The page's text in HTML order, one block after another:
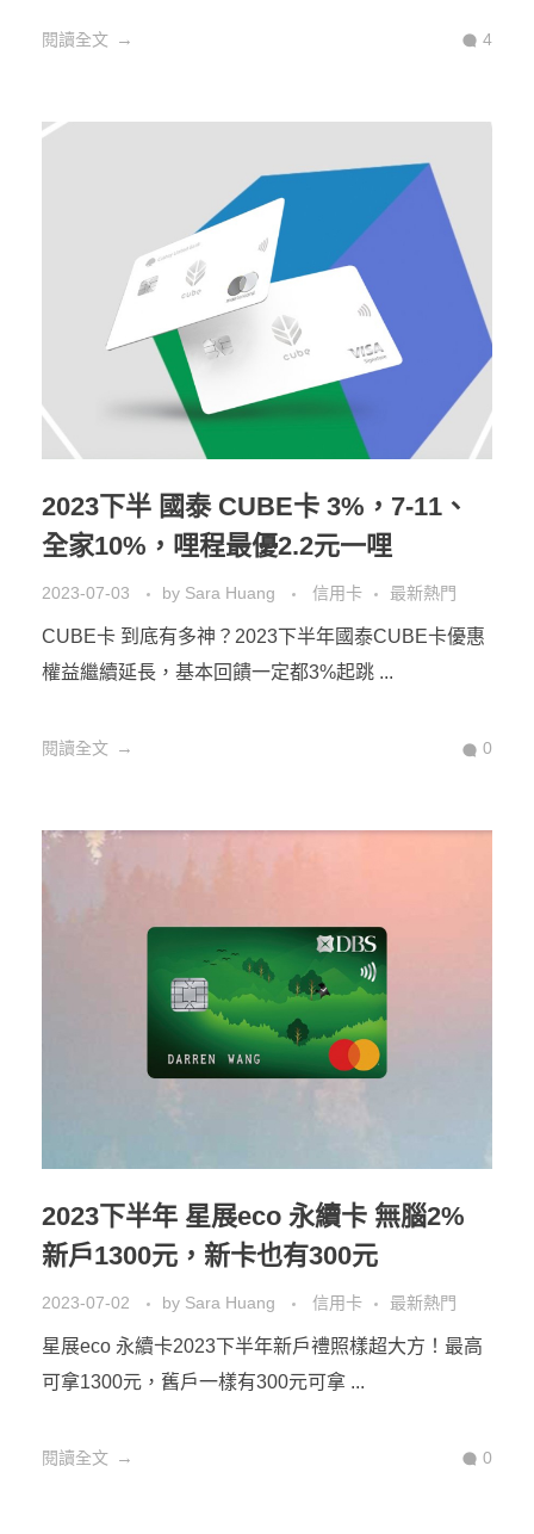
閱讀全文 4
2023下半 國泰 CUBE卡 3%，7-11、
全家10%，哩程最優2.2元一哩
2023-07-03 by Sara Huang 信用卡 最新熱門
CUBE卡 到底有多神？2023下半年國泰CUBE卡優惠
權益繼續延長，基本回饋一定都3%起跳 ...
閱讀全文 0
2023下半年 星展eco 永續卡 無腦2%
新戶1300元，新卡也有300元
2023-07-02 by Sara Huang 信用卡 最新熱門
星展eco 永續卡2023下半年新戶禮照樣超大方！最高
可拿1300元，舊戶一樣有300元可拿 ...
閱讀全文 0